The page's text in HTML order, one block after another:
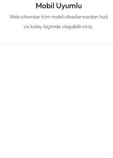
Mobil Uyumlu
Web sitemize tüm mobil cihazlarınızdan hızlı
ve kolay biçimde ulaşabilirsiniz.